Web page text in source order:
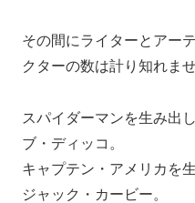
その間にライターとアー
クターの数は計り知れませ
スパイダーマンを生み出
ブ・ディッコ。
キャプテン・アメリカを
ジャック・カービー。